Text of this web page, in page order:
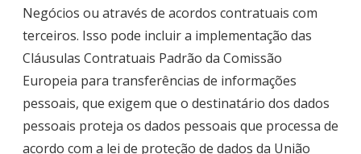
Negócios ou através de acordos contratuais com
terceiros. Isso pode incluir a implementação das
Cláusulas Contratuais Padrão da Comissão
Europeia para transferências de informações
pessoais, que exigem que o destinatário dos dados
pessoais proteja os dados pessoais que processa de
acordo com a lei de proteção de dados da União